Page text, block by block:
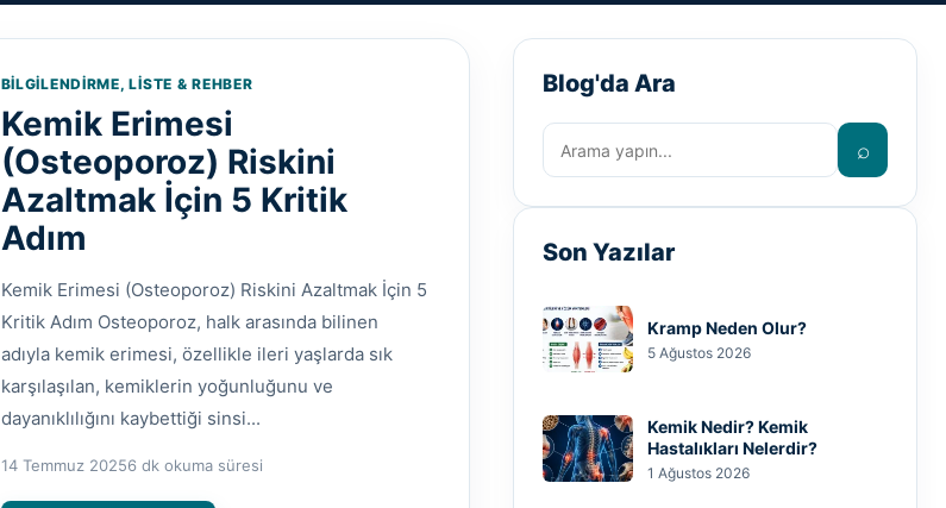
BILGILENDIRME, LISTE & REHBER
Kemik Erimesi
(Osteoporoz) Riskini
Azaltmak İçin 5 Kritik
Adım
Kemik Erimesi (Osteoporoz) Riskini Azaltmak İçin 5
Kritik Adım Osteoporoz, halk arasında bilinen
adıyla kemik erimesi, özellikle ileri yaşlarda sık
karşılaşılan, kemiklerin yoğunluğunu ve
dayanıklılığını kaybettiği sinsi...
14 Temmuz 20256 dk okuma süresi
Blog'da Ara
⌕
Son Yazılar
Kramp Neden Olur?
5 Ağustos 2026
Kemik Nedir? Kemik
Hastalıkları Nelerdir?
1 Ağustos 2026